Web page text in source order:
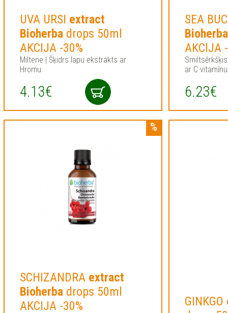
UVA URSI extract
Bioherbadrops 50ml
AKCIJA -30%
Miltene | Šķidrs lapu ekstrakts ar
Hromu
4.13€
SEA
Bioherba
AKCIJA
ar C vitamīnu
6.23€
SCHIZANDRA extract
Bioherbadrops 50ml
AKCIJA -30%
GINKGO